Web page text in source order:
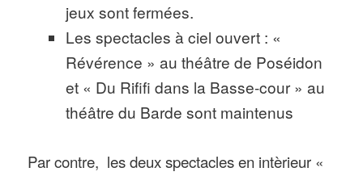
jeux sont fermées.
Les spectacles à ciel ouvert : «
Révérence » au théâtre de Poséidon
et « Du Rififi dans la Basse-cour » au
théâtre du Barde sont maintenus
Par contre, les deux spectacles en intèrieur «